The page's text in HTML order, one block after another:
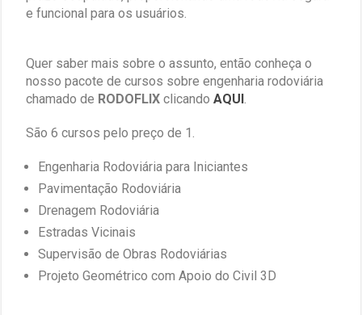
e funcional para os usuários.
Quer saber mais sobre o assunto, então conheça o
nosso pacote de cursos sobre engenharia rodoviária
chamado de RODOFLIX clicandoAQUI.
São 6 cursos pelo preço de 1.
Engenharia Rodoviária para Iniciantes
Pavimentação Rodoviária
Drenagem Rodoviária
Estradas Vicinais
Supervisão de Obras Rodoviárias
Projeto Geométrico com Apoio do Civil 3D